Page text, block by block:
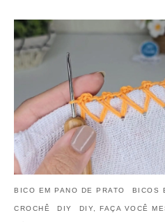
BICO EM PANO DE PRATO BICOS
CROCHÊ DIY DIY, FAÇA VOCÊ